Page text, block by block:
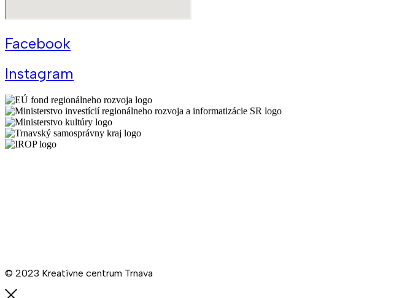
Facebook
Instagram
© 2023 Kreatívne centrum Trnava